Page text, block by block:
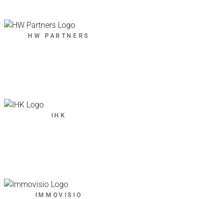
HW PARTNERS
IHK
IMMOVISIO